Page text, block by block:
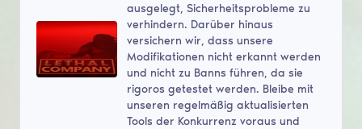
ausgelegt, Sicherheitsprobleme zu
verhindern. Darüber hinaus
versichern wir, dass unsere
Modifikationen nicht erkannt werden
und nicht zu Banns führen, da sie
rigoros getestet werden. Bleibe mit
unseren regelmäßig aktualisierten
Tools der Konkurrenz voraus und